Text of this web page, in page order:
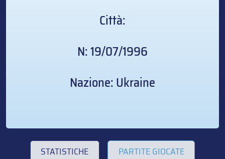
Città:
N: 19/07/1996
Nazione: Ukraine
STATISTICHE PARTITE GIOCATE